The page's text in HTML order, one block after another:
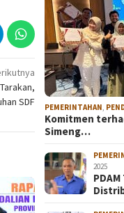
SDF
PEMERINTAHAN
Komitmen
Simeng…
2025